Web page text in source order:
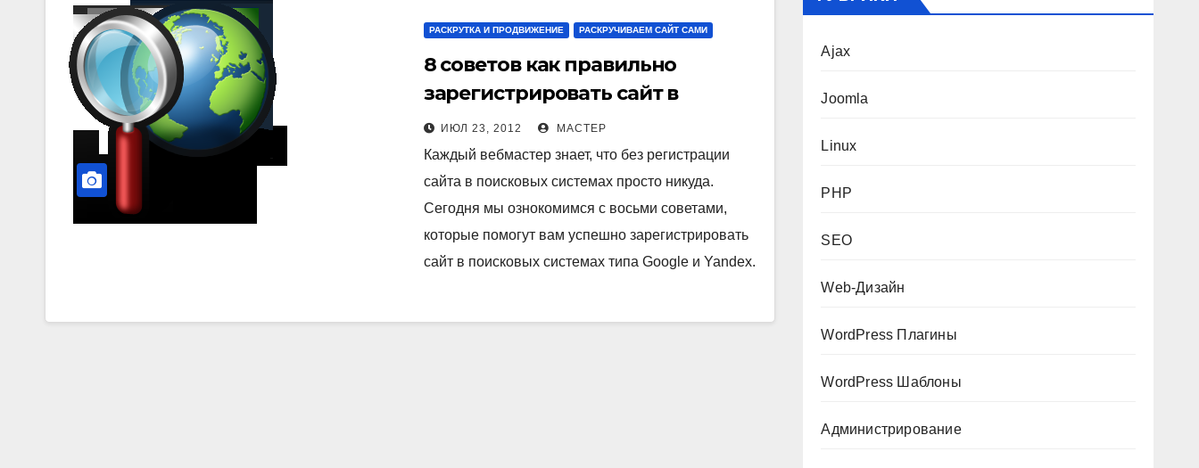
РАСКРУТКА И ПРОДВИЖЕНИЕ РАСКРУЧИВАЕМ САЙТ САМИ
8 советов как правильно
зарегистрировать сайт в
поисковых системах
ИЮЛ 23, 2012 МАСТЕР
Каждый вебмастер знает, что без регистрации
сайта в поисковых системах просто никуда.
Сегодня мы ознокомимся с восьми советами,
которые помогут вам успешно зарегистрировать
сайт в поисковых системах типа Google и Yandex.
Ajax
Joomla
Linux
PHP
SEO
Web-Дизайн
WordPress Плагины
WordPress Шаблоны
Администрирование